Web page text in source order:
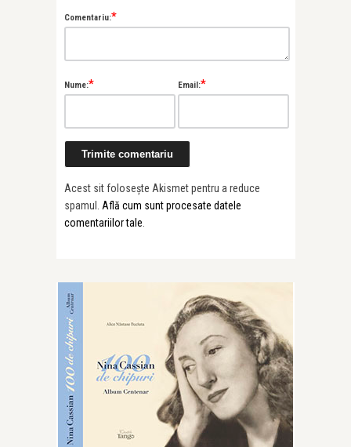
Comentariu:*
Nume:* Email:*
Acest sit folosește Akismet pentru a reduce
spamul. Află cum sunt procesate datele
comentariilor tale